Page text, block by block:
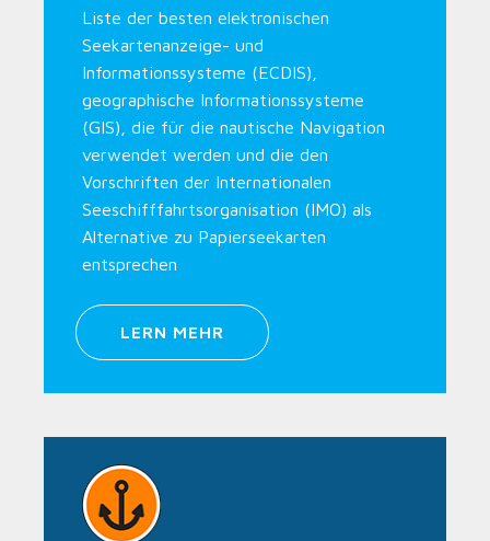
Liste der besten elektronischen
Seekartenanzeige- und
Informationssysteme (ECDIS),
geographische Informationssysteme
(GIS), die für die nautische Navigation
verwendet werden und die den
Vorschriften der Internationalen
Seeschifffahrtsorganisation (IMO) als
Alternative zu Papierseekarten
entsprechen
LERN MEHR